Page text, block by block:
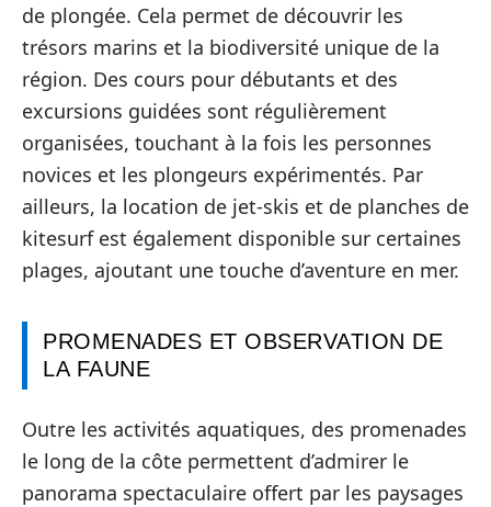
de plongée. Cela permet de découvrir les
trésors marins et la biodiversité unique de la
région. Des cours pour débutants et des
excursions guidées sont régulièrement
organisées, touchant à la fois les personnes
novices et les plongeurs expérimentés. Par
ailleurs, la location de jet-skis et de planches de
kitesurf est également disponible sur certaines
plages, ajoutant une touche d’aventure en mer.
PROMENADES ET OBSERVATION DE
LA FAUNE
Outre les activités aquatiques, des promenades
le long de la côte permettent d’admirer le
panorama spectaculaire offert par les paysages